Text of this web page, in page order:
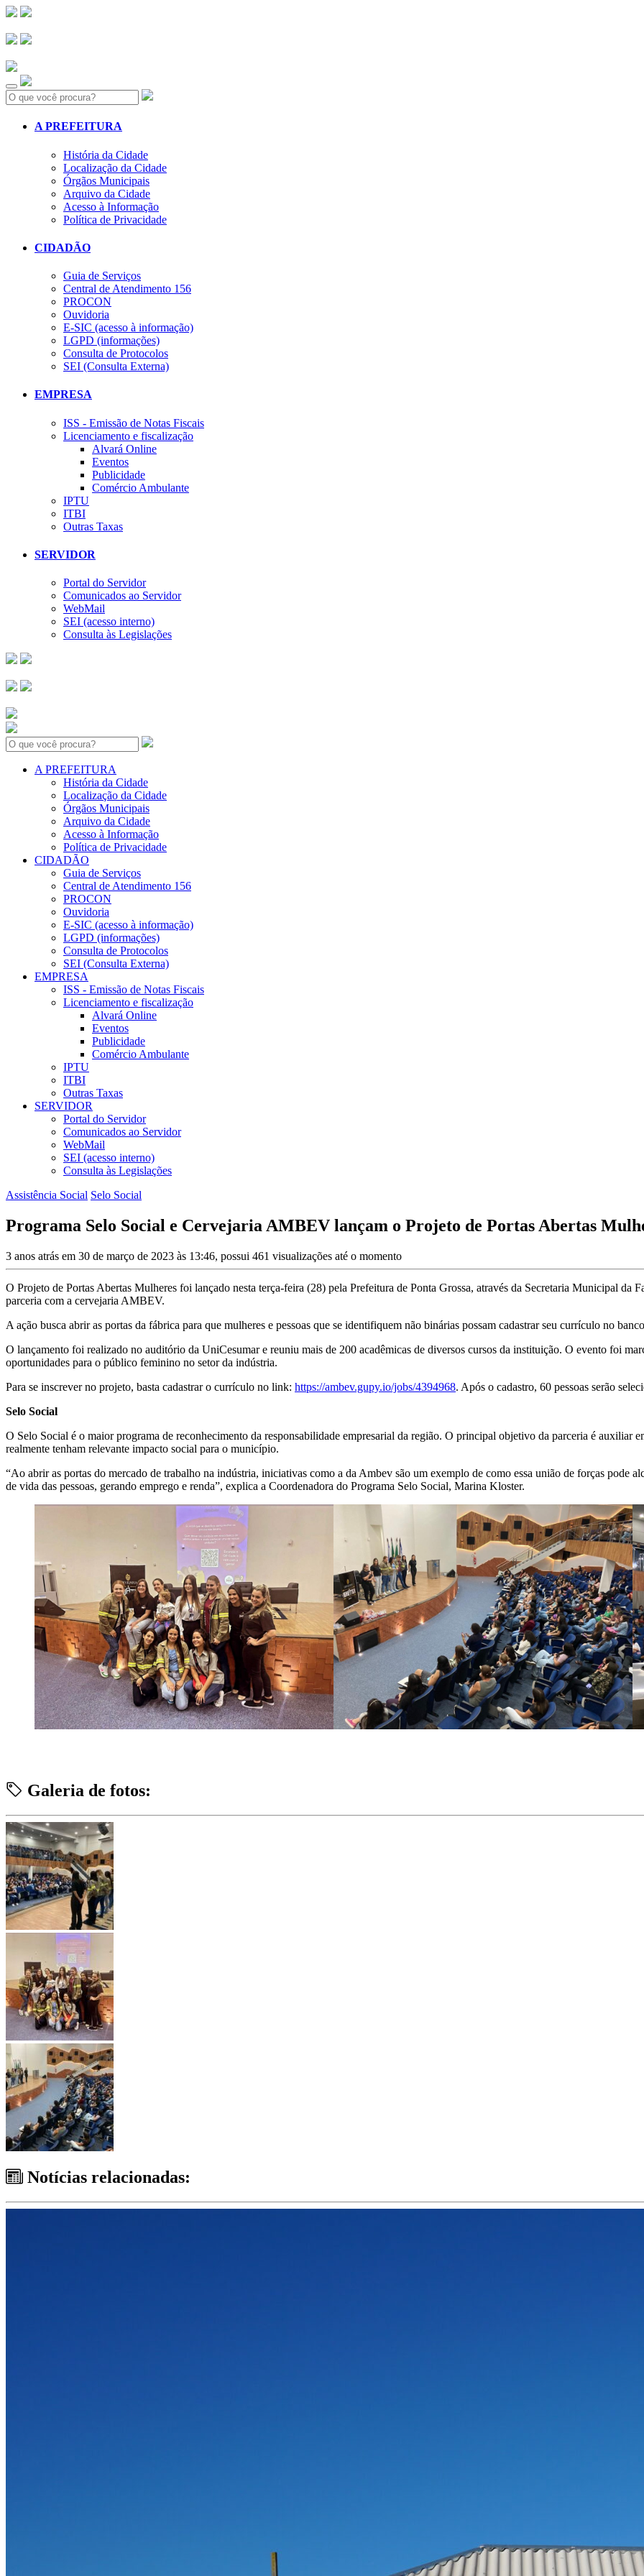
Search:
A PREFEITURA
História da Cidade
Localização da Cidade
Órgãos Municipais
Arquivo da Cidade
Acesso à Informação
Política de Privacidade
CIDADÃO
Guia de Serviços
Central de Atendimento 156
PROCON
Ouvidoria
E-SIC (acesso à informação)
LGPD (informações)
Consulta de Protocolos
SEI (Consulta Externa)
EMPRESA
ISS - Emissão de Notas Fiscais
Licenciamento e fiscalização
Alvará Online
Eventos
Publicidade
Comércio Ambulante
IPTU
ITBI
Outras Taxas
SERVIDOR
Portal do Servidor
Comunicados ao Servidor
WebMail
SEI (acesso interno)
Consulta às Legislações
Search:
A PREFEITURA
História da Cidade
Localização da Cidade
Órgãos Municipais
Arquivo da Cidade
Acesso à Informação
Política de Privacidade
CIDADÃO
Guia de Serviços
Central de Atendimento 156
PROCON
Ouvidoria
E-SIC (acesso à informação)
LGPD (informações)
Consulta de Protocolos
SEI (Consulta Externa)
EMPRESA
ISS - Emissão de Notas Fiscais
Licenciamento e fiscalização
Alvará Online
Eventos
Publicidade
Comércio Ambulante
IPTU
ITBI
Outras Taxas
SERVIDOR
Portal do Servidor
Comunicados ao Servidor
WebMail
SEI (acesso interno)
Consulta às Legislações
Assistência Social Selo Social
Programa Selo Social e Cervejaria AMBEV lançam o Projeto de Portas Abertas
3 anos atrás em 30 de março de 2023 às 13:46, possui 461 visualizações até o momento
O Projeto de Portas Abertas Mulheres foi lançado nesta terça-feira (28) pela Prefeitura de Ponta Grossa, através da Secretaria Municipal da
parceria com a cervejaria AMBEV.
A ação busca abrir as portas da fábrica para que mulheres e pessoas que se identifiquem não binárias possam cadastrar seu currículo no
O lançamento foi realizado no auditório da UniCesumar e reuniu mais de 200 acadêmicas de diversos cursos da instituição. O evento foi
oportunidades para o público feminino no setor da indústria.
Para se inscrever no projeto, basta cadastrar o currículo no link: https://ambev.gupy.io/jobs/4394968. Após o cadastro, 60 pessoas serão
Selo Social
O Selo Social é o maior programa de reconhecimento da responsabilidade empresarial da região. O principal objetivo da parceria é auxiliar
realmente tenham relevante impacto social para o município.
“Ao abrir as portas do mercado de trabalho na indústria, iniciativas como a da Ambev são um exemplo de como essa união de forças pode
de vida das pessoas, gerando emprego e renda”, explica a Coordenadora do Programa Selo Social, Marina Kloster.
Galeria de fotos:
Notícias relacionadas: